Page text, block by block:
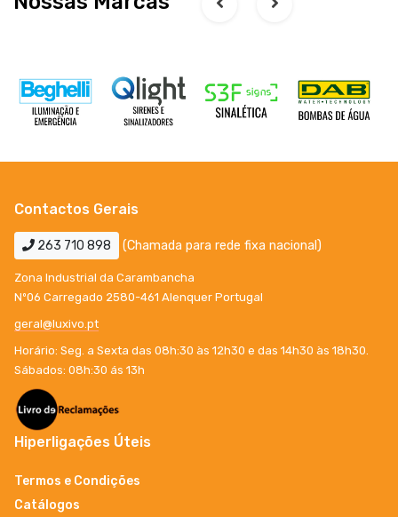
Contactos Gerais
263 710 898 (Chamada para rede fixa nacional)
Zona Industrial da Carambancha
Nº06 Carregado 2580-461 Alenquer Portugal
geral@luxivo.pt
Horário: Seg. a Sexta das 08h:30 às 12h30 e das 14h30 às 18h30.
Sábados: 08h:30 ás 13h
Hiperligações Úteis
Termos e Condições
Catálogos